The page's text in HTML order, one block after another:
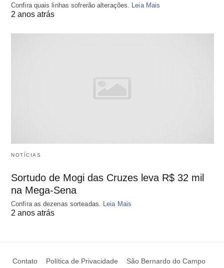
Confira quais linhas sofrerão alterações. Leia Mais
2 anos atrás
NOTÍCIAS
Sortudo de Mogi das Cruzes leva R$ 32 mil
na Mega-Sena
Confira as dezenas sorteadas. Leia Mais
2 anos atrás
Contato Política de Privacidade São Bernardo do Campo